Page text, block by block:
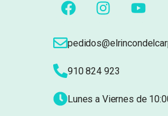
910 824 923
Lunes a Viernes de